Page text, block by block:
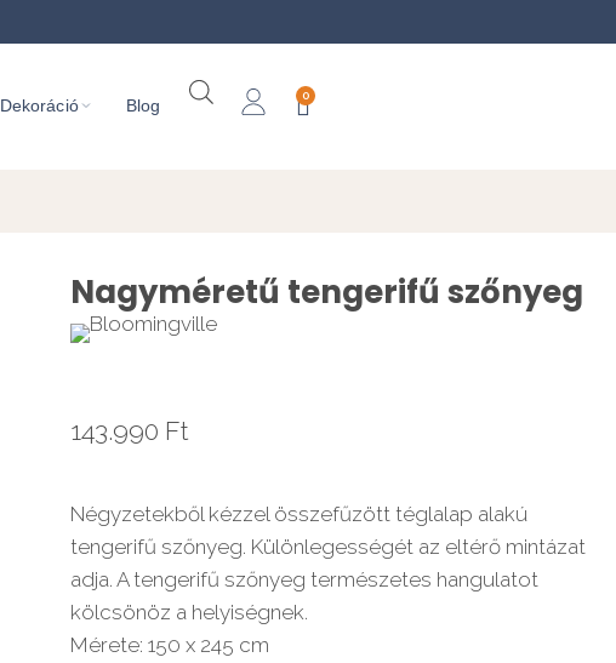
Dekoráció Blog
0
Nagyméretű tengerifű szőnyeg
143.990 Ft
Négyzetekből kézzel összefűzött téglalap alakú
tengerifű szőnyeg. Különlegességét az eltérő mintázat
adja. A tengerifű szőnyeg természetes hangulatot
kölcsönöz a helyiségnek.
Mérete: 150 x 245 cm